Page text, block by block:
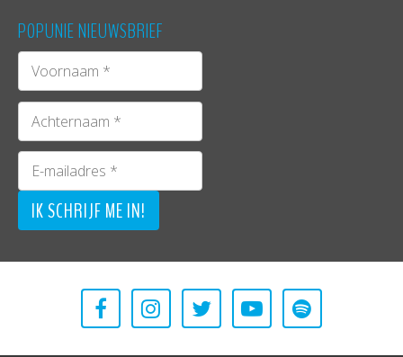
POPUNIE NIEUWSBRIEF